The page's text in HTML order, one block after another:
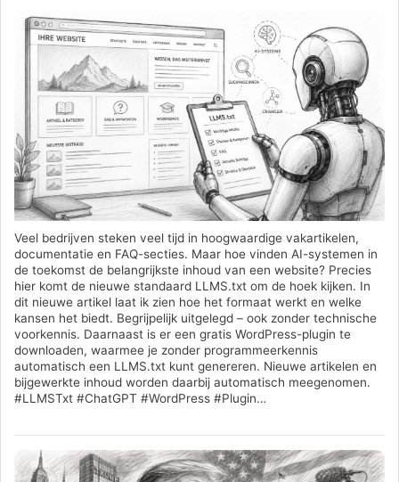
Veel bedrijven steken veel tijd in hoogwaardige vakartikelen,
documentatie en FAQ-secties. Maar hoe vinden AI-systemen in
de toekomst de belangrijkste inhoud van een website? Precies
hier komt de nieuwe standaard LLMS.txt om de hoek kijken. In
dit nieuwe artikel laat ik zien hoe het formaat werkt en welke
kansen het biedt. Begrijpelijk uitgelegd – ook zonder technische
voorkennis. Daarnaast is er een gratis WordPress-plugin te
downloaden, waarmee je zonder programmeerkennis
automatisch een LLMS.txt kunt genereren. Nieuwe artikelen en
bijgewerkte inhoud worden daarbij automatisch meegenomen.
#LLMSTxt #ChatGPT #WordPress #Plugin…